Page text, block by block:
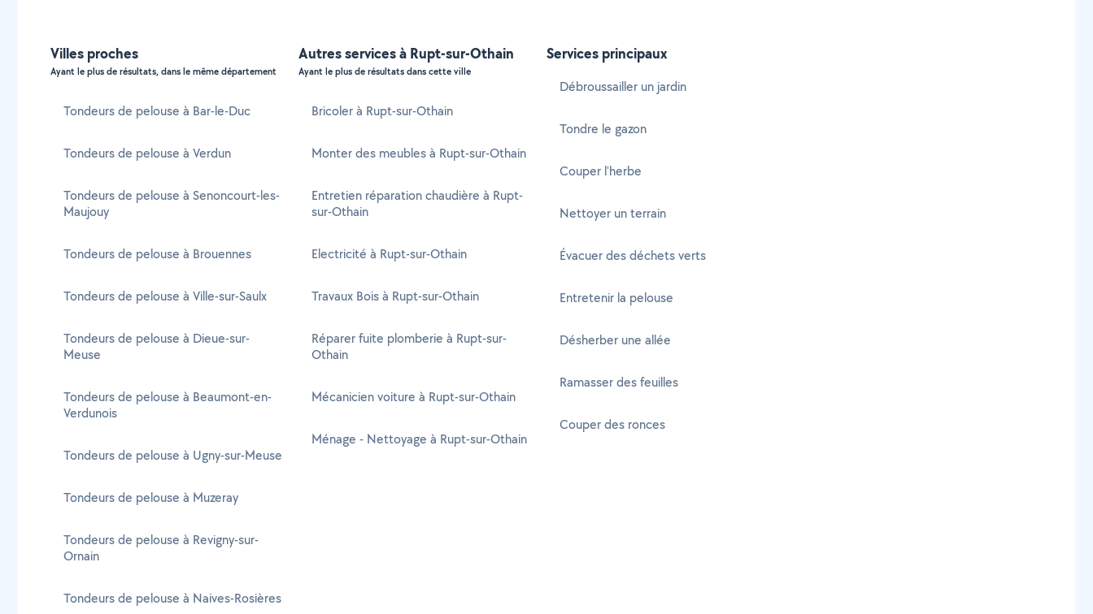
Villes proches
Ayant le plus de résultats, dans le même département
Tondeurs de pelouse à Bar-le-Duc
Tondeurs de pelouse à Verdun
Tondeurs de pelouse à Senoncourt-les-
Maujouy
Tondeurs de pelouse à Brouennes
Tondeurs de pelouse à Ville-sur-Saulx
Tondeurs de pelouse à Dieue-sur-
Meuse
Tondeurs de pelouse à Beaumont-en-
Verdunois
Tondeurs de pelouse à Ugny-sur-Meuse
Tondeurs de pelouse à Muzeray
Tondeurs de pelouse à Revigny-sur-
Ornain
Tondeurs de pelouse à Naives-Rosières
Autres services à Rupt-sur-Othain
Ayant le plus de résultats dans cette ville
Bricoler à Rupt-sur-Othain
Monter des meubles à Rupt-sur-Othain
Entretien réparation chaudière à Rupt-
sur-Othain
Electricité à Rupt-sur-Othain
Travaux Bois à Rupt-sur-Othain
Réparer fuite plomberie à Rupt-sur-
Othain
Mécanicien voiture à Rupt-sur-Othain
Ménage - Nettoyage à Rupt-sur-Othain
Services principaux
Débroussailler un jardin
Tondre le gazon
Couper l'herbe
Nettoyer un terrain
Évacuer des déchets verts
Entretenir la pelouse
Désherber une allée
Ramasser des feuilles
Couper des ronces